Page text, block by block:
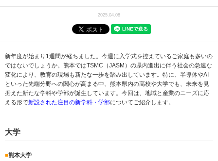
2025.04.08
新年度が始まり1週間が経ちました。今週に入学式を控えているご家庭も多いの
ではないでしょうか。熊本ではTSMC（JASM）の県内進出に伴う社会の急速な
変化により、教育の現場も新たな一歩を踏み出しています。特に、半導体やAI
といった先端分野への関心が高まる中、熊本県内の高校や大学でも、未来を見
据えた新たな学科や学部が誕生しています。今回は、地域と産業のニーズに応
える形で新設された注目の新学科・学部についてご紹介します。
大学
■熊本大学